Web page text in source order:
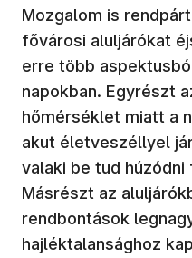
Mozgalom is
fővárosi aluljárókat
erre több
napokban. Egyrészt
hőmérséklet miatt a
akut életveszéllyel
valaki be tud
Másrészt az
rendbontások
hajléktalansághoz